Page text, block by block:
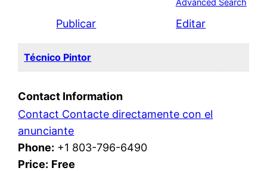
Advanced Search
Publicar Editar
Técnico Pintor
Contact Information
Contact Contacte directamente con el
anunciante
Phone: +1 803-796-6490
Price: Free